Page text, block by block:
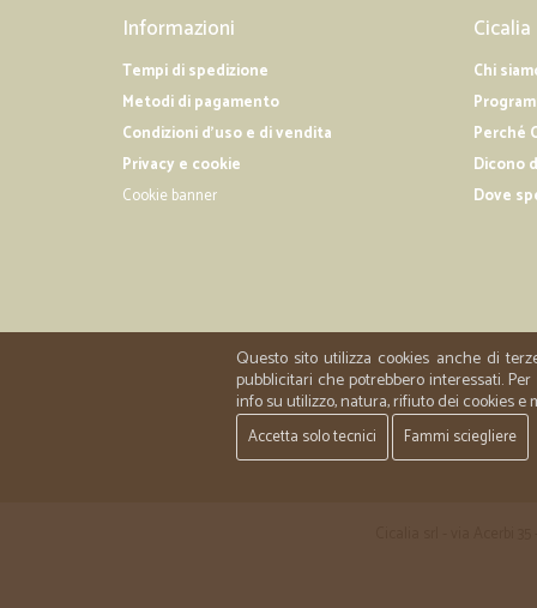
Informazioni
Tempi di spedizione
Metodi di pagamento
Condizioni d'uso e di vendita
Privacy e cookie
Cookie banner
Cicalia
Chi
Perché
Dicono
Dove
Questo sito utilizza cookies anche di
pubblicitari che potrebbero interessati.
info su utilizzo, natura, rifiuto dei cookies
Accetta solo tecnici Fammi sciegliere